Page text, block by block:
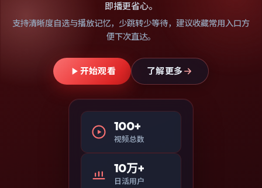
即播更省心。
支持清晰度自选与播放记忆，少跳转少等待，建议收藏常用入口方
便下次直达。
开始观看 了解更多
100+
视频总数
10万+
日活用户